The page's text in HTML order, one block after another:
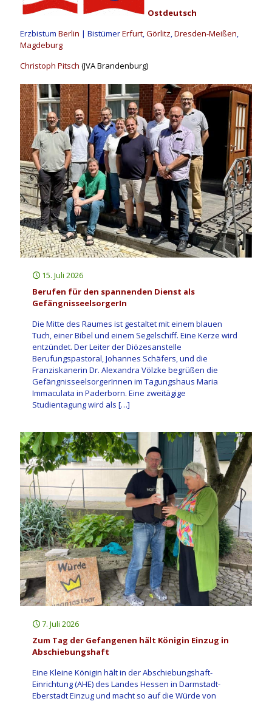
Ostdeutsch
Erzbistum Berlin | BistümerErfurt,Görlitz,Dresden-Meißen,
Magdeburg
Christoph Pitsch (JVA Brandenburg)
15. Juli 2026
Berufen für den spannenden Dienst als
GefängnisseelsorgerIn
Die Mitte des Raumes ist gestaltet mit einem blauen
Tuch, einer Bibel und einem Segelschiff. Eine Kerze wird
entzündet. Der Leiter der Diözesanstelle
Berufungspastoral, Johannes Schäfers, und die
Franziskanerin Dr. Alexandra Völzke begrüßen die
GefängnisseelsorgerInnen im Tagungshaus Maria
Immaculata in Paderborn. Eine zweitägige
Studientagung wird als […]
7. Juli 2026
Zum Tag der Gefangenen hält Königin Einzug in
Abschiebungshaft
Eine Kleine Königin hält in der Abschiebungshaft-
Einrichtung (AHE) des Landes Hessen in Darmstadt-
Eberstadt Einzug und macht so auf die Würde von